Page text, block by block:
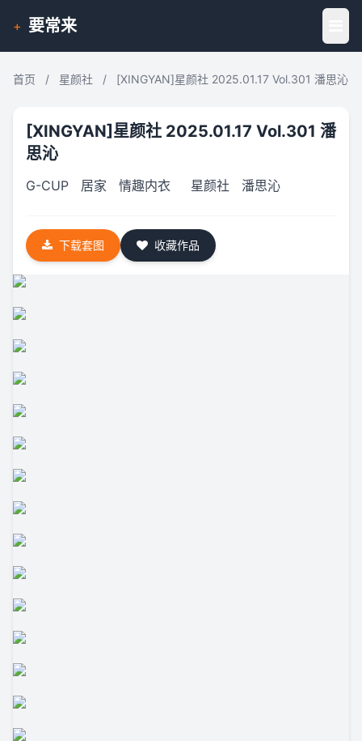
+ 要常来
首页 / 星颜社 / [XINGYAN]星颜社 2025.01.17 Vol.301 潘思沁
[XINGYAN]星颜社 2025.01.17 Vol.301 潘
思沁
G-CUP 居家 情趣内衣 星颜社 潘思沁
下载套图 收藏作品